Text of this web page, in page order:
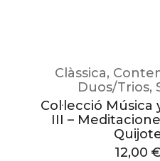
Clàssica,
Duos/Trios,
Col·lecció
III –
12,00€